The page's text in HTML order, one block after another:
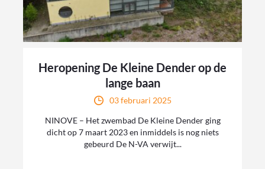
Heropening De Kleine Dender op de
lange baan
03 februari 2025
NINOVE – Het zwembad De Kleine Dender ging
dicht op 7 maart 2023 en inmiddels is nog niets
gebeurd De N-VA verwijt...